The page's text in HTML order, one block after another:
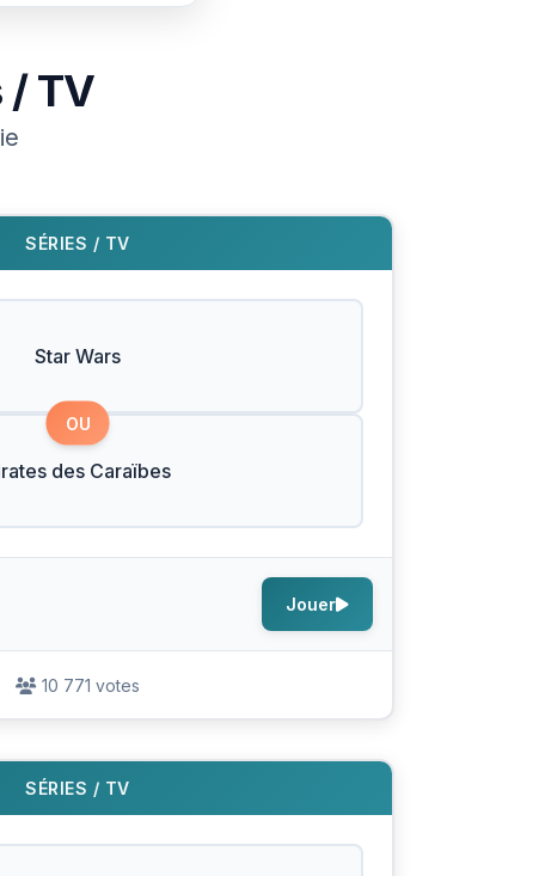
/ TV
SÉRIES / TV
Star Wars
OU
des Caraïbes
Jouer
10 771 votes
SÉRIES / TV